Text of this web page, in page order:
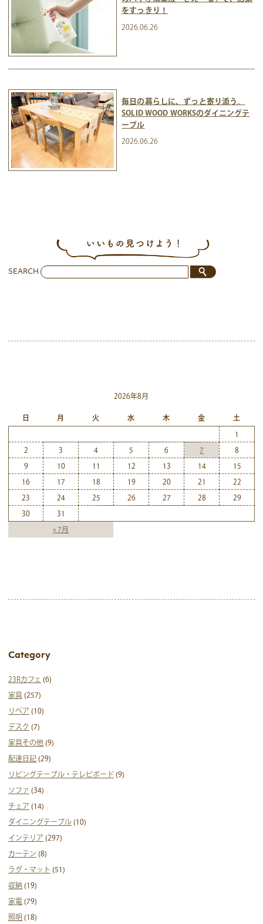
をすっきり！
2026.06.26
毎日の暮らしに、ずっと寄り添う。
SOLID WOOD WORKSのダイニングテ
ーブル
2026.06.26
SEARCH
2026年8月
日 月 火 水 木 金 土
« 7月
1
2 3 4 5 6 7 8
9 10 11 12 13 14 15
16 17 18 19 20 21 22
23 24 25 26 27 28 29
30 31
Category
23Rカフェ (6)
家具 (257)
リペア (10)
デスク (7)
家具その他 (9)
配達日記 (29)
リビングテーブル・テレビボード (9)
ソファ (34)
チェア (14)
ダイニングテーブル (10)
インテリア (297)
カーテン (8)
ラグ・マット (51)
収納 (19)
家電 (79)
照明 (18)